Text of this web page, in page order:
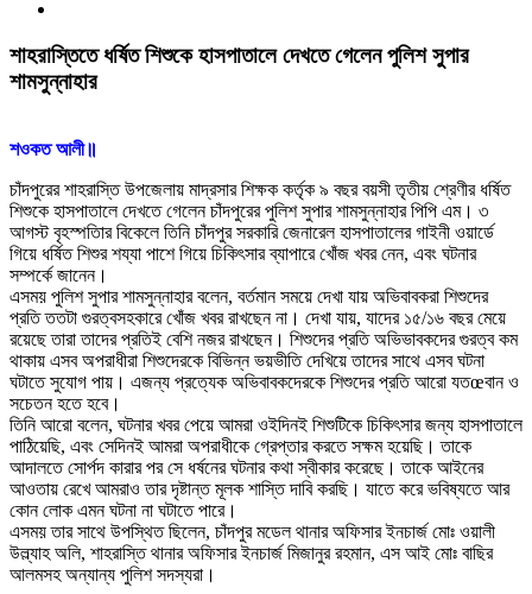
শাহরাস্তিতে ধর্ষিত শিশুকে হাসপাতালে দেখতে গেলেন পুলিশ সুপার
শামসুন্নাহার
শওকত আলী॥
চাঁদপুরের শাহরাস্তি উপজেলায় মাদ্রসার শিক্ষক কর্তৃক ৯ বছর বয়সী তৃতীয় শ্রেণীর ধর্ষিত
শিশুকে হাসপাতালে দেখতে গেলেন চাঁদপুরের পুলিশ সুপার শামসুন্নাহার পিপি এম। ৩
আগস্ট বৃহস্পতিার বিকেলে তিনি চাঁদপুর সরকারি জেনারেল হাসপাতালের গাইনী ওয়ার্ডে
গিয়ে ধর্ষিত শিশুর শয্যা পাশে গিয়ে চিকিৎসার ব্যাপারে খোঁজ খবর নেন, এবং ঘটনার
সম্পর্কে জানেন।
এসময় পুলিশ সুপার শামসুন্নাহার বলেন, বর্তমান সময়ে দেখা যায় অভিবাবকরা শিশুদের
প্রতি ততটা গুরত্বসহকারে খোঁজ খবর রাখছেন না। দেখা যায়, যাদের ১৫/১৬ বছর মেয়ে
রয়েছে তারা তাদের প্রতিই বেশি নজর রাখছেন। শিশুদের প্রতি অভিভাবকদের গুরত্ব কম
থাকায় এসব অপরাধীরা শিশুদেরকে বিভিন্ন ভয়ভীতি দেখিয়ে তাদের সাথে এসব ঘটনা
ঘটাতে সুযোগ পায়। এজন্য প্রত্যেক অভিবাবকদেরকে শিশুদের প্রতি আরো যতœবান ও
সচেতন হতে হবে।
তিনি আরো বলেন, ঘটনার খবর পেয়ে আমরা ওইদিনই শিশুটিকে চিকিৎসার জন্য হাসপাতালে
পাঠিয়েছি, এবং সেদিনই আমরা অপরাধীকে গ্রেপ্তার করতে সক্ষম হয়েছি। তাকে
আদালতে সোর্পদ কারার পর সে ধর্ষনের ঘটনার কথা স্বীকার করেছে। তাকে আইনের
আওতায় রেখে আমরাও তার দৃষ্টান্ত মূলক শাস্তি দাবি করছি। যাতে করে ভবিষ্যতে আর
কোন লোক এমন ঘটনা না ঘটাতে পারে।
এসময় তার সাথে উপস্থিত ছিলেন, চাঁদপুর মডেল থানার অফিসার ইনচার্জ মোঃ ওয়ালী
উল্ল্যাহ অলি, শাহরাস্তি থানার অফিসার ইনচার্জ মিজানুর রহমান, এস আই মোঃ বাছির
আলমসহ অন্যান্য পুলিশ সদস্যরা।